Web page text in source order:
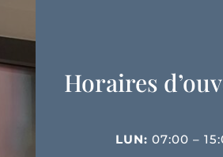
Horaires
LUN:07:00 –